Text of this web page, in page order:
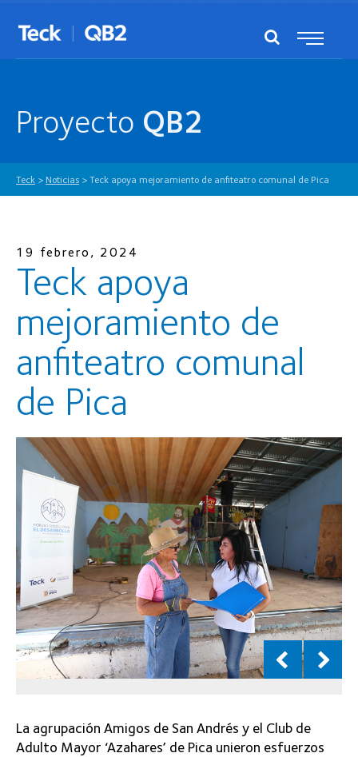
Proyecto QB2
Teck > Noticias > Teck apoya mejoramiento de anfiteatro comunal de Pica
19 febrero, 2024
Teck apoya
mejoramiento de
anfiteatro comunal
de Pica
La agrupación Amigos de San Andrés y el Club de
Adulto Mayor ‘Azahares’ de Pica unieron esfuerzos